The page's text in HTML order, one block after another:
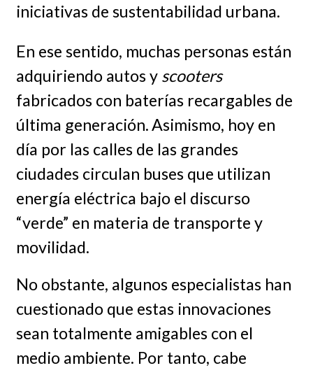
iniciativas de sustentabilidad urbana.
En ese sentido, muchas personas están
adquiriendo autos y scooters
fabricados con baterías recargables de
última generación.Asimismo, hoy en
día por las calles de las grandes
ciudades circulan buses que utilizan
energía eléctrica bajo el discurso
“verde” en materia de transporte y
movilidad.
No obstante, algunos especialistas han
cuestionado que estas innovaciones
sean totalmente amigables con el
medio ambiente. Por tanto, cabe